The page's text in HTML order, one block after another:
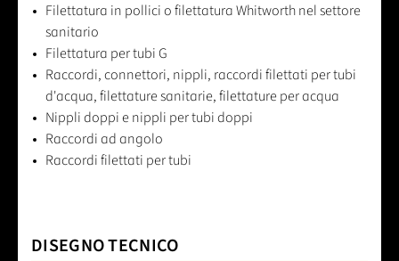
Filettatura in pollici o filettatura Whitworth nel settore
sanitario
Filettatura per tubi G
Raccordi, connettori, nippli, raccordi filettati per tubi
d'acqua, filettature sanitarie, filettature per acqua
Nippli doppi e nippli per tubi doppi
Raccordi ad angolo
Raccordi filettati per tubi
DISEGNO TECNICO